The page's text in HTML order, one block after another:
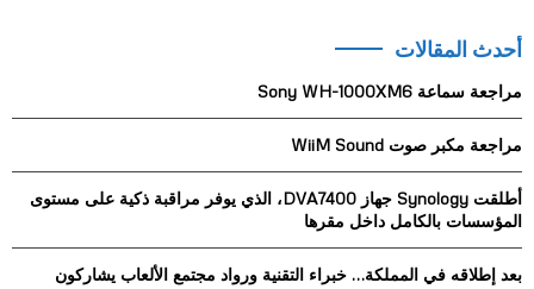
c
f
r
:
C
H
أحدث المقالات
مراجعة سماعة Sony WH-1000XM6
مراجعة مكبر صوت WiiM Sound
أطلقت Synology جهاز DVA7400، الذي يوفر مراقبة ذكية على مستوى
المؤسسات بالكامل داخل مقرها
بعد إطلاقه في المملكة… خبراء التقنية ورواد مجتمع الألعاب يشاركون